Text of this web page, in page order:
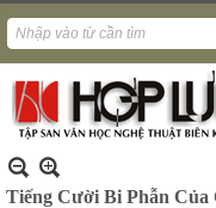
Tiếng Cười Bi Phẫn Của